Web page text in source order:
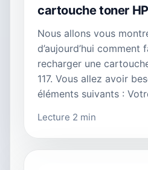
cartouche toner
Nous allons vous
d’aujourd’hui comment
recharger une
117. Vous allez avoir
éléments suivants :
Lecture 2 min